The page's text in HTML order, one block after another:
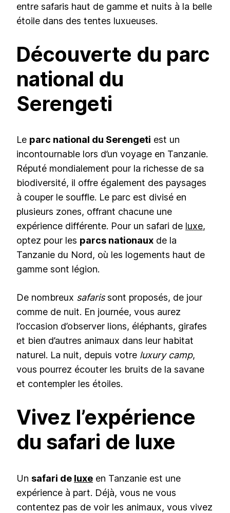
entre safaris haut de gamme et nuits à la belle
étoile dans des tentes luxueuses.
Découverte du parc
national du
Serengeti
Le parc national du Serengeti est un
incontournable lors d’un voyage en Tanzanie.
Réputé mondialement pour la richesse de sa
biodiversité, il offre également des paysages
à couper le souffle. Le parc est divisé en
plusieurs zones, offrant chacune une
expérience différente. Pour un safari de luxe,
optez pour les parcs nationaux de la
Tanzanie du Nord, où les logements haut de
gamme sont légion.
De nombreux safarissont proposés, de jour
comme de nuit. En journée, vous aurez
l’occasion d’observer lions, éléphants, girafes
et bien d’autres animaux dans leur habitat
naturel. La nuit, depuis votre luxury camp,
vous pourrez écouter les bruits de la savane
et contempler les étoiles.
Vivez l’expérience
du safari de luxe
Un safari de luxe en Tanzanie est une
expérience à part. Déjà, vous ne vous
contentez pas de voir les animaux, vous vivez